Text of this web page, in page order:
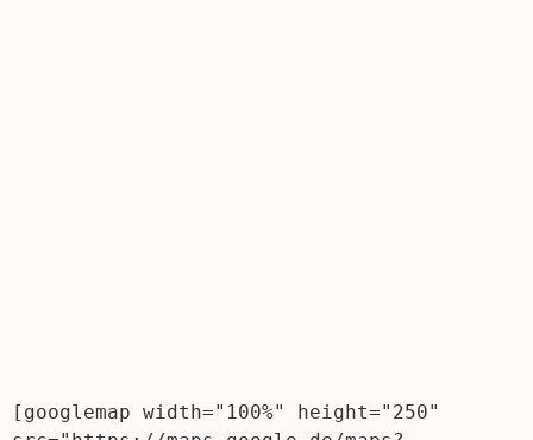
[googlemap width="100%" height="250"